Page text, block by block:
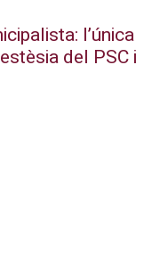
l’única
del PSC i